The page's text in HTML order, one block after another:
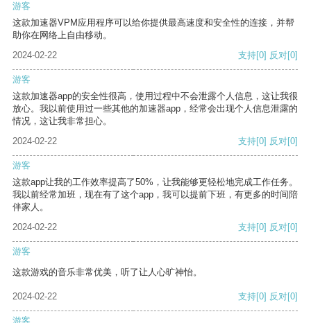
游客
这款加速器VPM应用程序可以给你提供最高速度和安全性的连接，并帮
助你在网络上自由移动。
2024-02-22
支持[0] 反对[0]
游客
这款加速器app的安全性很高，使用过程中不会泄露个人信息，这让我很
放心。我以前使用过一些其他的加速器app，经常会出现个人信息泄露的
情况，这让我非常担心。
2024-02-22
支持[0] 反对[0]
游客
这款app让我的工作效率提高了50%，让我能够更轻松地完成工作任务。
我以前经常加班，现在有了这个app，我可以提前下班，有更多的时间陪
伴家人。
2024-02-22
支持[0] 反对[0]
游客
这款游戏的音乐非常优美，听了让人心旷神怡。
2024-02-22 支持[0] 反对[0]
游客